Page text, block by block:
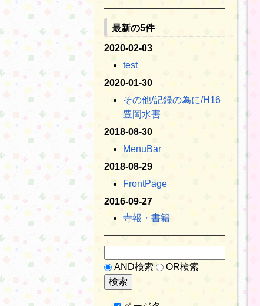
最新の5件
2020-02-03
test
2020-01-30
その他​/記録の為に​/H16
豊岡水害
2018-08-30
MenuBar
2018-08-29
FrontPage
2016-09-27
寺報・書籍
AND検索 OR検索